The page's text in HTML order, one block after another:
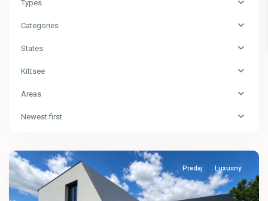
Types
Categories
States
Kittsee
Areas
Newest first
Predaj Luxusný